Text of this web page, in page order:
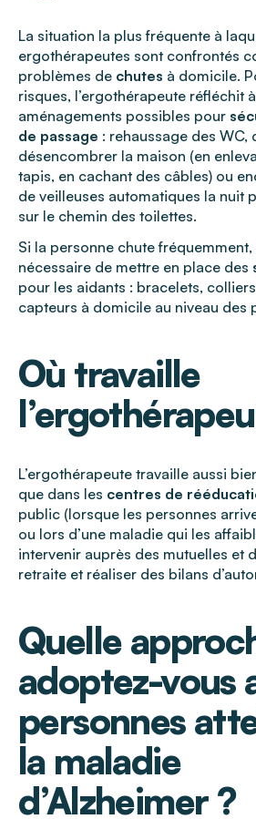
La situation la plus fréquente à
ergothérapeutes sont confrontés
problèmes de chutes à domicile.
risques, l’ergothérapeute réfléchit
aménagements possibles pour
de passage : rehaussage des WC,
désencombrer la maison (en
tapis, en cachant des câbles) ou
de veilleuses automatiques la nuit
sur le chemin des toilettes.
Si la personne chute fréquemment,
nécessaire de mettre en place des
pour les aidants : bracelets,
capteurs à domicile au niveau des
Où travaille
L’ergothérapeute travaille aussi
que dans les centres de
public (lorsque les personnes
ou lors d’une maladie qui les
intervenir auprès des mutuelles et
retraite et réaliser des bilans
Quelle
adoptez-vous
personnes
la maladie
d’Alzheimer ?